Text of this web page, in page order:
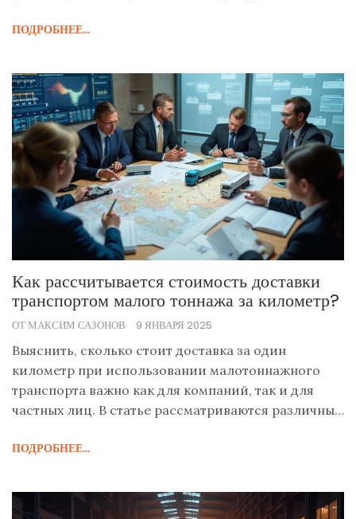
узнают о подходящих методах перевозки, упаковке
помогут осуществить успешную логистику товара.
Полезные советы поддержат владельцев малого
бизнеса и частных перевозчиков.
ПОДРОБНЕЕ...
Как рассчитывается стоимость доставки
транспортом малого тоннажа за километр?
ОТ МАКСИМ САЗОНОВ 9 ЯНВАРЯ 2025
Выяснить, сколько стоит доставка за один
километр при использовании малотоннажного
транспорта важно как для компаний, так и для
частных лиц. В статье рассматриваются различные
расстояние и дополнительные услуги. Также
выбору подходящей компании для перевозки.
Узнав о всех нюансах, вы сможете спланировать
ПОДРОБНЕЕ...